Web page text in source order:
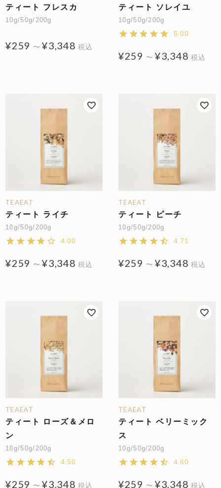
ティート フレスカ
10g/50g/200g
¥259 〜 ¥3,348 税込
ティート ソレイユ
10g/50g/200g
5.00
¥259 〜 ¥3,348 税込
TEAEAT
ティート ライチ
10g/50g/200g
4.00
¥259 〜 ¥3,348 税込
TEAEAT
ティート ピーチ
10g/50g/200g
4.71
¥259 〜 ¥3,348 税込
TEAEAT
ティート ローズ＆メロ
ン
10g/50g/200g
4.50
¥259 〜 ¥3,348 税込
TEAEAT
ティート ベリーミック
ス
10g/50g/200g
4.60
¥259 〜 ¥3,348 税込